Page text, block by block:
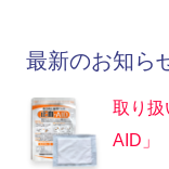
最新のお知ら
取り扱
AID」